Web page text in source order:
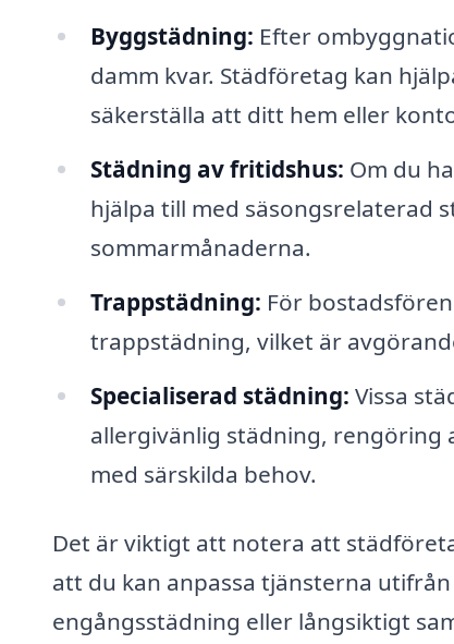
Byggstädning: Efter
damm kvar. Städföretag kan
säkerställa att ditt hem eller
Städning av fritidshus: Om du
hjälpa till med säsongsrelaterad
sommarmånaderna.
Trappstädning: För
trappstädning, vilket är
Specialiserad städning: Vissa
allergivänlig städning, rengöring
med särskilda behov.
Det är viktigt att notera att
att du kan anpassa tjänsterna
engångsstädning eller långsiktigt